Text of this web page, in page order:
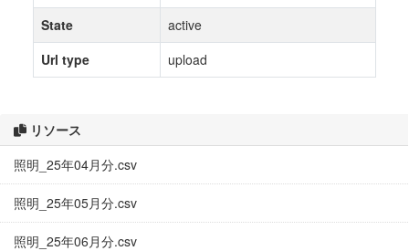
リソース
照明_25年04月分.csv
照明_25年05月分.csv
照明_25年06月分.csv
State
active
Url type
upload